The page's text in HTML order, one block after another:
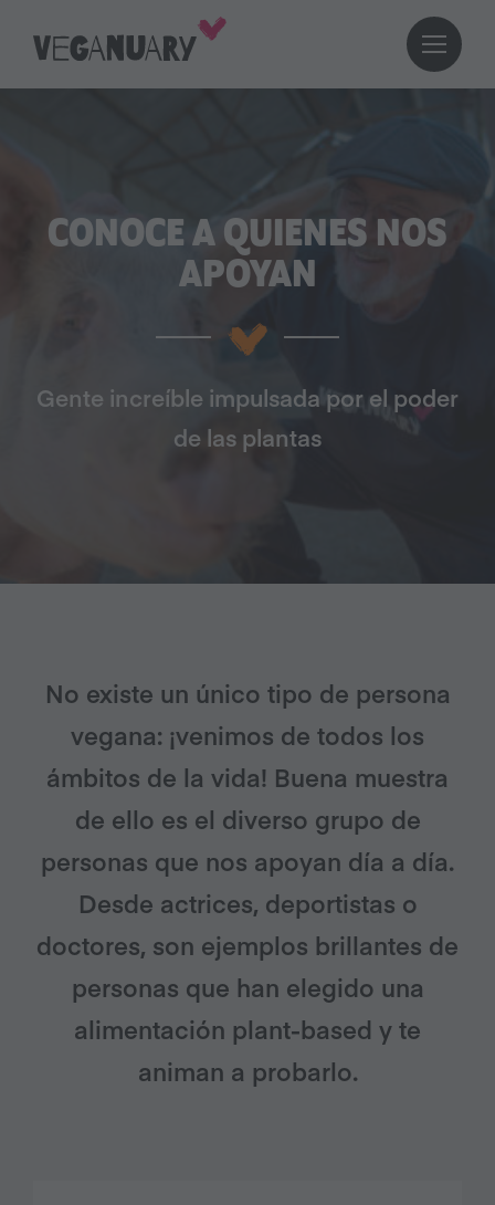
CONOCE A QUIENES NOS
APOYAN
Gente increíble impulsada por el poder
de las plantas
No existe un único tipo de persona
vegana: ¡venimos de todos los
ámbitos de la vida! Buena muestra
de ello es el diverso grupo de
personas que nos apoyan día a día.
Desde actrices, deportistas o
doctores, son ejemplos brillantes de
personas que han elegido una
alimentación plant-based y te
animan a probarlo.